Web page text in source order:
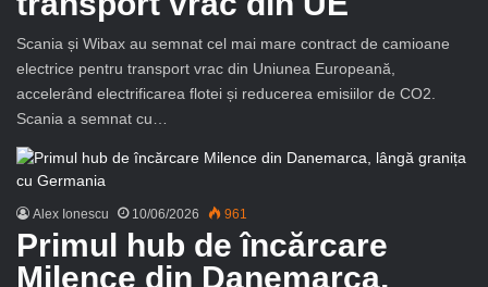
Scania și Wibax au semnat cel mai mare contract de camioane
electrice pentru transport vrac din Uniunea Europeană,
accelerând electrificarea flotei și reducerea emisiilor de CO2.
Scania a semnat cu…
Alex Ionescu 10/06/2026 961
Primul hub de încărcare
Milence din Danemarca,